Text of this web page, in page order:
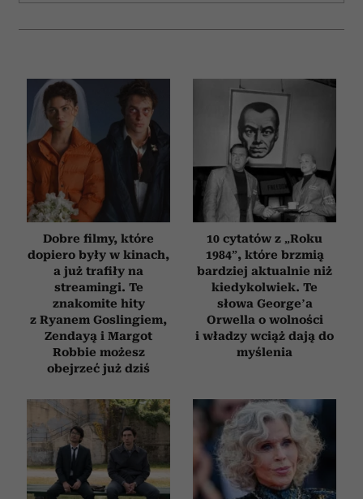
Dobre filmy, które
dopiero były w kinach,
a już trafiły na
streamingi. Te
znakomite hity
z Ryanem Goslingiem,
Zendayą i Margot
Robbie możesz
obejrzeć już dziś
10 cytatów z „Roku
1984”, które brzmią
bardziej aktualnie niż
kiedykolwiek. Te
słowa George’a
Orwella o wolności
i władzy wciąż dają do
myślenia